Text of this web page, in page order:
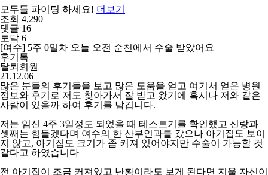
모두들 파이팅 하세요! 더보기
조회 4,290
댓글 16
토닥 6
[여수] 5주 0일차 오늘 오전 순천에서 수술 받았어요
후기톡
탈퇴회원
21.12.06
많은 분들의 후기들을 보고 많은 도움을 얻고 여기서 얻은 병원
정보와 후기로 저도 찾아가서 잘 받고 왔기에 혹시나 저와 같은
사람이 있을까 하여 후기를 남깁니다.
저는 임신 4주 3일정도 되었을 때 테스트기를 확인했고 신랑과
셋째는 힘들겠다며 여수의 한 산부인과를 갔으나 아기집도 보이
지 않고, 아기집도 크기가 좀 커져 있어야지만 수술이 가능할 것
같다고 하였습니다
전 아기집이 조금 커져있고 난황이라도 보게 된다면 지울 자신이